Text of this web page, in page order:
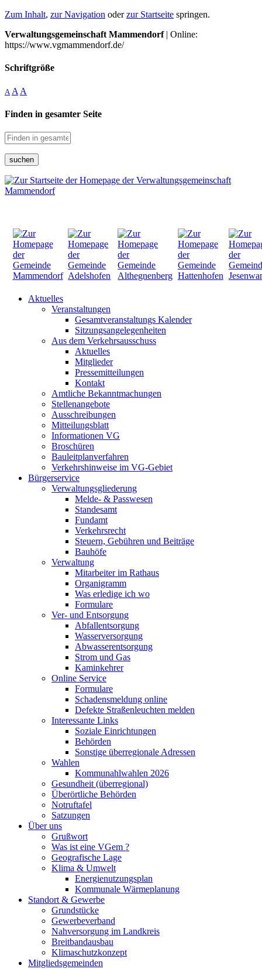
Zum Inhalt, zur Navigation oderzur Startseite springen.
Verwaltungsgemeinschaft Mammendorf| Online:
https://www.vgmammendorf.de/
Schriftgröße
A A A
Finden in gesamter Seite
suchen
Aktuelles
Veranstaltungen
Gesamtveranstaltungs Kalender
Sitzungsangelegenheiten
Aus dem Verkehrsausschuss
Aktuelles
Mitglieder
Pressemitteilungen
Kontakt
Amtliche Bekanntmachungen
Stellenangebote
Ausschreibungen
Mitteilungsblatt
Informationen VG
Broschüren
Bauleitplanverfahren
Verkehrshinweise im VG-Gebiet
Bürgerservice
Verwaltungsgliederung
Melde- & Passwesen
Standesamt
Fundamt
Verkehrsrecht
Steuern, Gebühren und Beiträge
Bauhöfe
Verwaltung
Mitarbeiter im Rathaus
Organigramm
Was erledige ich wo
Formulare
Ver- und Entsorgung
Abfallentsorgung
Wasserversorgung
Abwasserentsorgung
Strom und Gas
Kaminkehrer
Online Service
Formulare
Schadensmeldung online
Defekte Straßenleuchten melden
Interessante Links
Soziale Einrichtungen
Behörden
Sonstige überregionale Adressen
Wahlen
Kommunahlwahlen 2026
Gesundheit (überregional)
Überörtliche Behörden
Notruftafel
Satzungen
Über uns
Grußwort
Was ist eine VGem ?
Geografische Lage
Klima & Umwelt
Energienutzungsplan
Kommunale Wärmeplanung
Standort & Gewerbe
Grundstücke
Gewerbeverband
Nahversorgung im Landkreis
Breitbandausbau
Klimaschutzkonzept
Mitgliedsgemeinden